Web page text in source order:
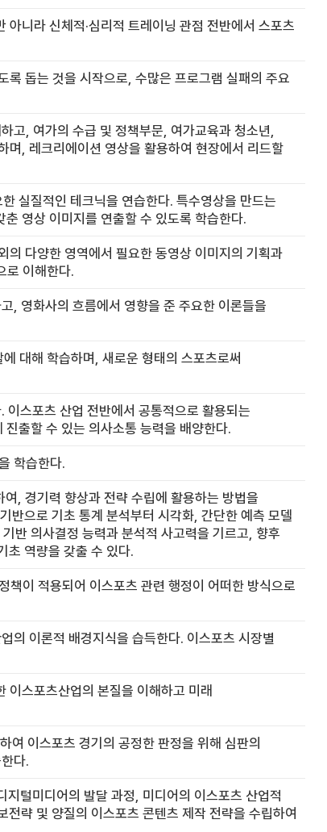
니라 신체적·심리적 트레이닝 관점 전반에서 스포츠
돕는 것을 시작으로, 수많은 프로그램 실패의 주요
고, 여가의 수급 및 정책부문, 여가교육과 청소년,
며, 레크리에이션 영상을 활용하여 현장에서 리드할
실질적인 테크닉을 연습한다. 특수영상을 만드는
영상 이미지를 연출할 수 있도록 학습한다.
다양한 영역에서 필요한 동영상 이미지의 기획과
로 이해한다.
, 영화사의 흐름에서 영향을 준 주요한 이론들을
대해 학습하며, 새로운 형태의 스포츠로써
스포츠 산업 전반에서 공통적으로 활용되는
출할 수 있는 의사소통 능력을 배양한다.
학습한다.
, 경기력 향상과 전략 수립에 활용하는 방법을
반으로 기초 통계 분석부터 시각화, 간단한 예측 모델
반 의사결정 능력과 분석적 사고력을 기르고, 향후
초 역량을 갖출 수 있다.
책이 적용되어 이스포츠 관련 행정이 어떠한 방식으로
의 이론적 배경지식을 습득한다. 이스포츠 시장별
이스포츠산업의 본질을 이해하고 미래
여 이스포츠 경기의 공정한 판정을 위해 심판의
다.
털미디어의 발달 과정, 미디어의 이스포츠 산업적
략 및 양질의 이스포츠 콘텐츠 제작 전략을 수립하여